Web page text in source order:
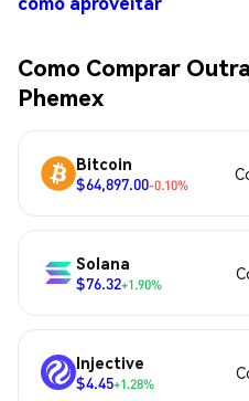
Como Comprar
Phemex
Bitcoin
$64,897.00-0.10%
Solana
$76.32+1.90%
Injective
$4.45+1.28%